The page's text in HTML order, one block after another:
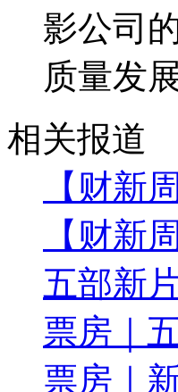
影公司
质量发
相关报道
【财新
【财新
五部新
票房｜
票房｜